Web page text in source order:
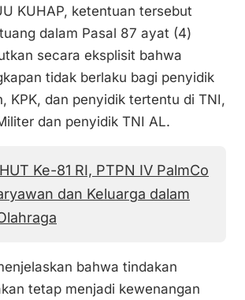
KUHAP, ketentuan tersebut
dalam Pasal 87 ayat (4)
secara eksplisit bahwa
tidak berlaku bagi penyidik
KPK, dan penyidik tertentu di TNI,
dan penyidik TNI AL.
HUT Ke-81 RI, PTPN IV PalmCo
dan Keluarga dalam
bahwa tindakan
tetap menjadi kewenangan